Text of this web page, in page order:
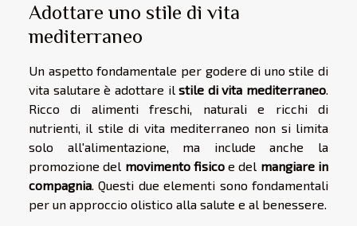
Adottare uno stile di vita
mediterraneo
Un aspetto fondamentale per godere di uno stile di
vita salutare è adottare ilstile di vita mediterraneo.
Ricco di alimenti freschi, naturali e ricchi di
nutrienti, il stile di vita mediterraneo non si limita
solo all'alimentazione, ma include anche la
promozione del movimento fisicoe del mangiare in
compagnia. Questi due elementi sono fondamentali
per un approccio olistico alla salute e al benessere.